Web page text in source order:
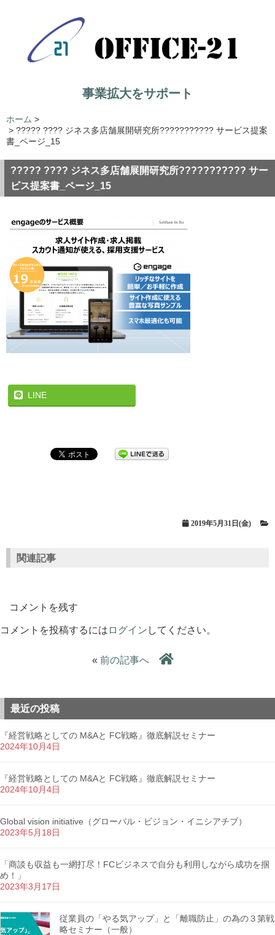
事業拡大をサポート
ホーム >
> ????? ???? ジネス多店舗展開研究所??????????? サービス提案
書_ページ_15
????? ???? ジネス多店舗展開研究所??????????? サー
ビス提案書_ページ_15
LINE
2019年5月31日(金)
関連記事
コメントを残す
コメントを投稿するには ログイン してください。
« 前の記事へ
最近の投稿
『経営戦略としての M&Aと FC戦略』徹底解説セミナー
2024年10月4日
『経営戦略としての M&Aと FC戦略』徹底解説セミナー
2024年10月4日
Global vision initiative（グローバル・ビジョン・イニシアチブ）
2023年5月18日
「商談も収益も一網打尽！FCビジネスで自分も利用しながら成功を掴
め！」
2023年3月17日
従業員の「やる気アップ」と「離職防止」の為の３第戦
略セミナー（一般）